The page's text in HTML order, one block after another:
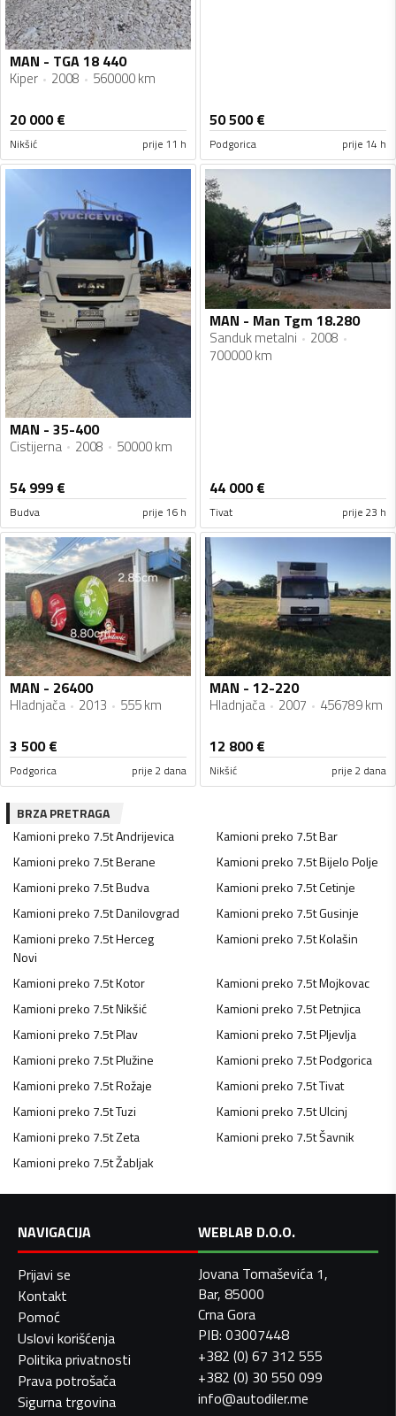
MAN - TGA 18 440
Kiper 2008 560000 km
20 000€
Nikšić prije 11 h
50 500€
Podgorica prije 14 h
MAN - 35-400
Cistijerna 2008 50000 km
54 999 €
Budva prije 16 h
MAN - Man Tgm 18.280
Sanduk metalni
2008
700000 km
44 000€
Tivat prije 23 h
MAN - 26400
Hladnjača 2013 555 km
3 500€
Podgorica prije 2 dana
MAN - 12-220
Hladnjača 2007 456789 km
12 800€
Nikšić prije 2 dana
BRZA PRETRAGA
Kamioni preko 7.5tAndrijevica Kamioni preko 7.5tBar
Kamioni preko 7.5tBerane Kamioni preko 7.5tBijelo Polje
Kamioni preko 7.5tBudva Kamioni preko 7.5tCetinje
Kamioni preko 7.5tDanilovgrad Kamioni preko 7.5tGusinje
Kamioni preko 7.5tHerceg
Novi
Kamioni preko 7.5tKolašin
Kamioni preko 7.5tKotor Kamioni preko 7.5tMojkovac
Kamioni preko 7.5tNikšić Kamioni preko 7.5tPetnjica
Kamioni preko 7.5tPlav Kamioni preko 7.5tPljevlja
Kamioni preko 7.5tPlužine Kamioni preko 7.5tPodgorica
Kamioni preko 7.5tRožaje Kamioni preko 7.5tTivat
Kamioni preko 7.5tTuzi Kamioni preko 7.5tUlcinj
Kamioni preko 7.5tZeta Kamioni preko 7.5tŠavnik
Kamioni preko 7.5tŽabljak
NAVIGACIJA
Prijavi se
Kontakt
Pomoć
Uslovi korišćenja
Politika privatnosti
Prava potrošača
Sigurna trgovina
WEBLAB D.O.O.
Jovana Tomaševića 1,
Bar, 85000
Crna Gora
PIB: 03007448
+382 (0) 67 312 555
+382 (0) 30 550 099
info@autodiler.me